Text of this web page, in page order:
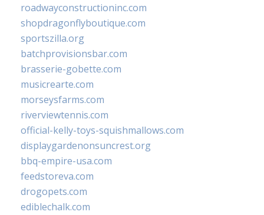
roadwayconstructioninc.com
shopdragonflyboutique.com
sportszilla.org
batchprovisionsbar.com
brasserie-gobette.com
musicrearte.com
morseysfarms.com
riverviewtennis.com
official-kelly-toys-squishmallows.com
displaygardenonsuncrest.org
bbq-empire-usa.com
feedstoreva.com
drogopets.com
ediblechalk.com